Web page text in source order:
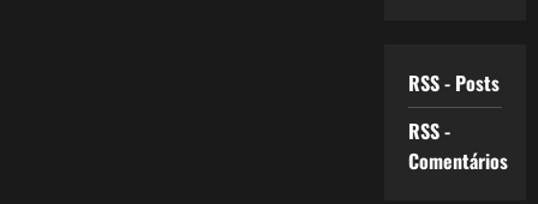
RSS - Posts
RSS -
Comentários